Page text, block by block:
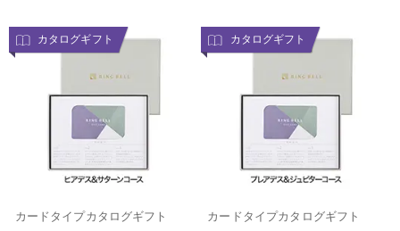
カタログギフト
カードタイプカタログギフト
カタログギフト
カードタイプカタログギフト